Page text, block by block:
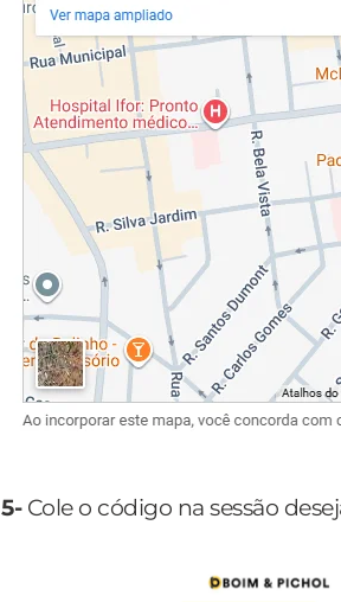
5-Cole o código na sessão